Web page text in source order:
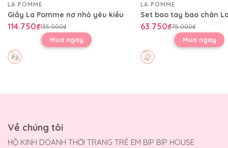
LA POMME
Giầy La Pomme nơ nhỏ yêu kiều
114.750₫135.000₫
Mua ngay
LA POMME
63.750₫75.000₫
Mua ngay
Về chúng tôi
HỘ KINH DOANH THỜI TRANG TRẺ EM BÍP BÍP HOUSE